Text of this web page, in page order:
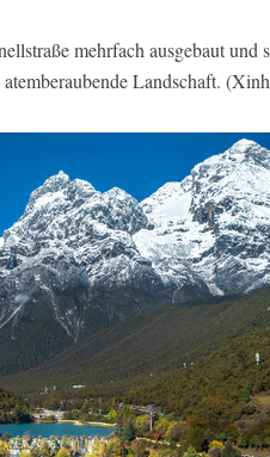
mehrfach ausgebaut
Landschaft.